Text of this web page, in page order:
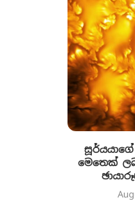
මෙතෙක්